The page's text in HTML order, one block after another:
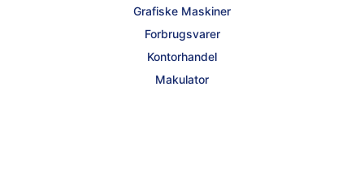
Grafiske Maskiner
Forbrugsvarer
Kontorhandel
Makulator